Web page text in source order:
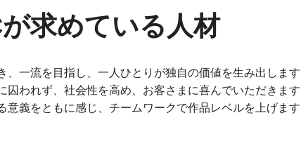
求めている人材
、一流を目指し、一人ひとりが独自の価値を生み出します
囚われず、社会性を高め、お客さまに喜んでいただきます
意義をともに感じ、チームワークで作品レベルを上げます